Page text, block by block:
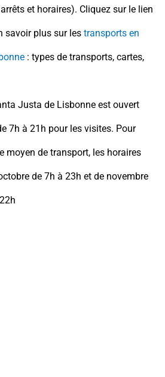
et horaires). Cliquez sur le lien
savoir plus sur les transports en
: types de transports, cartes,
Justa de Lisbonne est ouvert
7h à 21h pour les visites. Pour
moyen de transport, les horaires
de 7h à 23h et de novembre